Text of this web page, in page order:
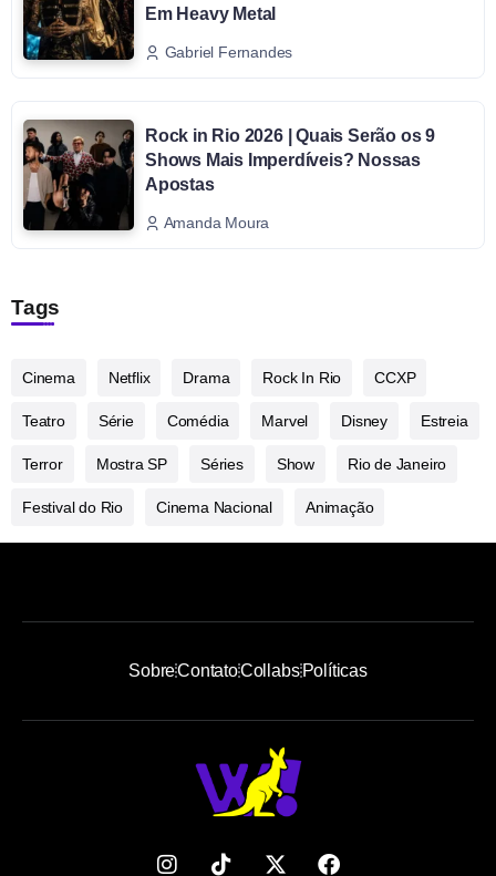
Em Heavy Metal
Gabriel Fernandes
Rock in Rio 2026 | Quais Serão os 9
Shows Mais Imperdíveis? Nossas
Apostas
Amanda Moura
Tags
Cinema Netflix Drama Rock In Rio CCXP
Teatro Série Comédia Marvel Disney Estreia
Terror Mostra SP Séries Show Rio de Janeiro
Festival do Rio Cinema Nacional Animação
SobreContatoCollabsPolíticas